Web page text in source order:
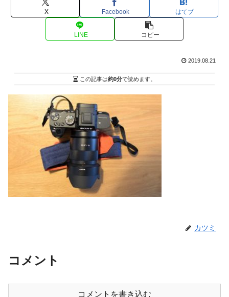
X Facebook はてブ
LINE コピー
2019.08.21
この記事は約0分で読めます。
カツミ
コメント
コメントを書き込む